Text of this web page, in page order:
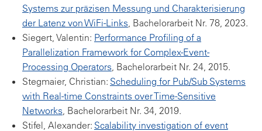
Systems zur präzisen Messung und Charakterisierung
der Latenz von WiFi-Links, Bachelorarbeit Nr. 78, 2023.
Siegert, Valentin: Performance Profiling of a
Parallelization Framework for Complex-Event-
Processing Operators, Bachelorarbeit Nr. 24, 2015.
Stegmaier, Christian: Scheduling for Pub/Sub Systems
with Real-time Constraints over Time-Sensitive
Networks, Bachelorarbeit Nr. 34, 2019.
Stifel, Alexander: Scalability investigation of event